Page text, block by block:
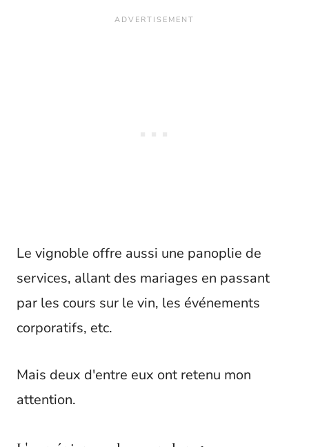
Le vignoble offre aussi une panoplie de
services, allant des mariages en passant
par les cours sur le vin, les événements
corporatifs, etc.
Mais deux d'entre eux ont retenu mon
attention.